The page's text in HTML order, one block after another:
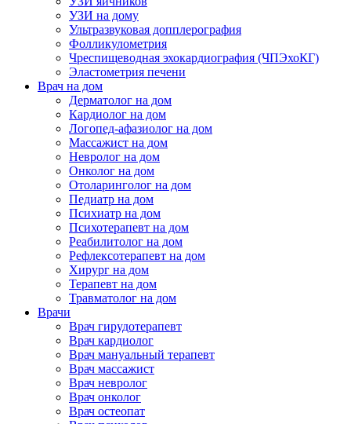
УЗИ на дому
Ультразвуковая допплерография
Фолликулометрия
Чреспищеводная эхокардиография (ЧПЭхоКГ)
Эластометрия печени
Врач на дом
Дерматолог на дом
Кардиолог на дом
Логопед-афазиолог на дом
Массажист на дом
Невролог на дом
Онколог на дом
Отоларинголог на дом
Педиатр на дом
Психиатр на дом
Психотерапевт на дом
Реабилитолог на дом
Рефлексотерапевт на дом
Хирург на дом
Терапевт на дом
Травматолог на дом
Врачи
Врач гирудотерапевт
Врач кардиолог
Врач мануальный терапевт
Врач массажист
Врач невролог
Врач онколог
Врач остеопат